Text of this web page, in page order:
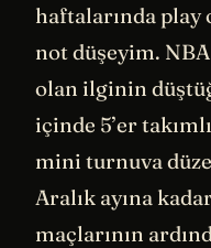
haftalarında play
not düşeyim.
olan ilginin
içinde 5’er
mini turnuva
Aralık ayına
maçlarının